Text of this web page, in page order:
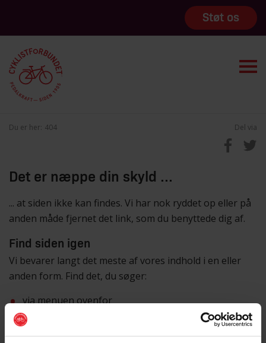
Støt os
Du er her: 404 Del via
Det er næppe din skyld ...
... at siden ikke kan findes. Vi har nok ryddet op eller på
anden måde fjernet det link, som du benyttede dig af.
Find siden igen
Vi bevarer langt det meste af vores indhold i en eller
anden form. Find det, du søger:
via menuen ovenfor
eller ved hjælp af